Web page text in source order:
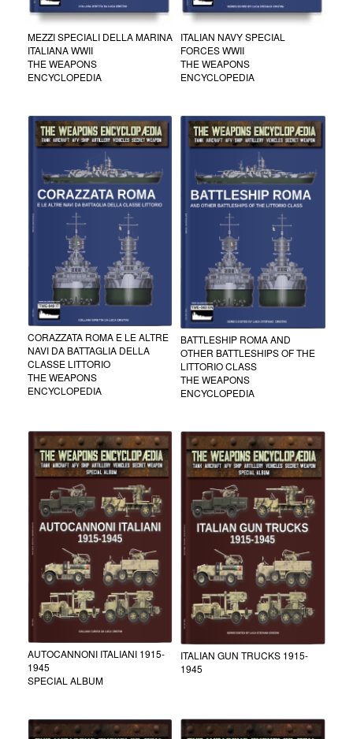
MEZZI SPECIALI DELLA MARINA
ITALIANA WWII
THE WEAPONS
ENCYCLOPEDIA
ITALIAN NAVY SPECIAL
FORCES WWII
THE WEAPONS
ENCYCLOPEDIA
CORAZZATA ROMA E LE ALTRE
NAVI DA BATTAGLIA DELLA
CLASSE LITTORIO
THE WEAPONS
ENCYCLOPEDIA
BATTLESHIP ROMA AND
OTHER BATTLESHIPS OF THE
LITTORIO CLASS
THE WEAPONS
ENCYCLOPEDIA
AUTOCANNONI ITALIANI 1915-
1945
SPECIAL ALBUM
ITALIAN GUN TRUCKS 1915-
1945